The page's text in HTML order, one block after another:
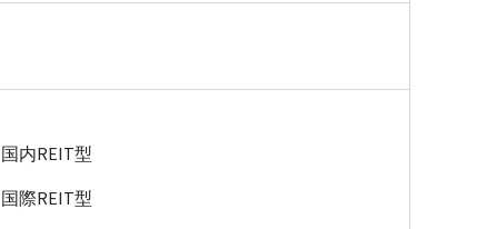
国内REIT型
国際REIT型